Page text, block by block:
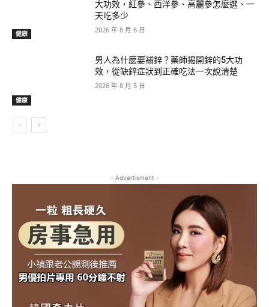
健康
大功效，紅參、西洋參、高麗參怎麼選、一
天吃多少
2026 年 8 月 6 日
健康
男人為什麼要補鋅？藥師揭開鋅的5大功
效，從缺鋅症狀到正確吃法一次說清楚
2026 年 8 月 5 日
- Advertisment -